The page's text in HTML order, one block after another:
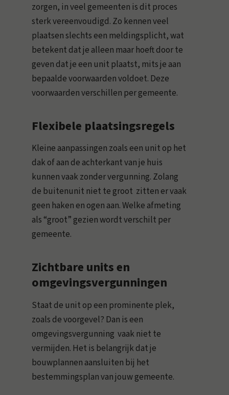
zorgen, in veel gemeenten is dit proces
sterk vereenvoudigd. Zo kennen veel
plaatsen slechts een meldingsplicht, wat
betekent dat je alleen maar hoeft door te
geven dat je een unit plaatst, mits je aan
bepaalde voorwaarden voldoet. Deze
voorwaarden verschillen per gemeente.
Flexibele plaatsingsregels
Kleine aanpassingen zoals een unit op het
dak of aan de achterkant van je huis
kunnen vaak zonder vergunning. Zolang
de buitenunit niet te groot zitten er vaak
geen haken en ogen aan. Welke afmeting
als “groot” gezien wordt verschilt per
gemeente.
Zichtbare units en
omgevingsvergunningen
Staat de unit op een prominente plek,
zoals de voorgevel? Dan is een
omgevingsvergunning vaak niet te
vermijden. Het is belangrijk dat je
bouwplannen aansluiten bij het
bestemmingsplan van jouw gemeente.